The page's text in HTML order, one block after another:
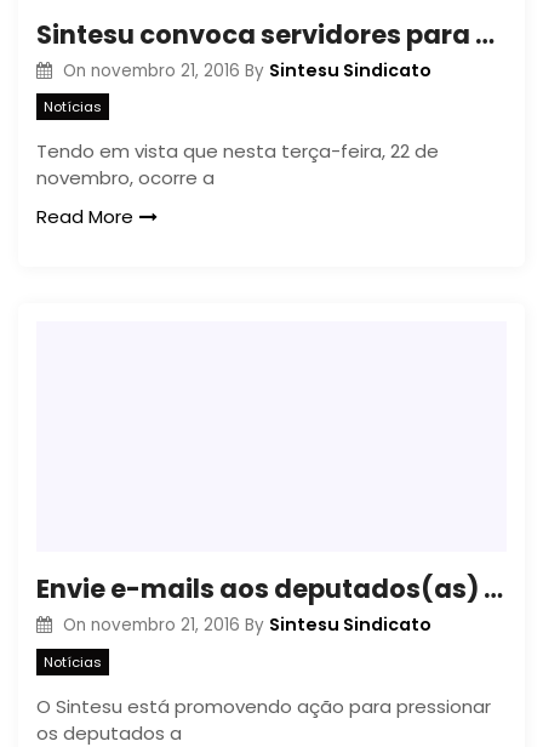
Sintesu convoca servidores para Assembleia na quarta-feira (23/11)
On novembro 21, 2016 By Sintesu Sindicato
Notícias
Tendo em vista que nesta terça-feira, 22 de
novembro, ocorre a
Read More
Envie e-mails aos deputados(as) cobrando a data-base dos servidores públicos
On novembro 21, 2016 By Sintesu Sindicato
Notícias
O Sintesu está promovendo ação para pressionar
os deputados a